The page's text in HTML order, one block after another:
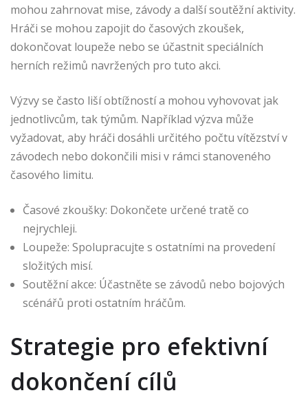
mohou zahrnovat mise, závody a další soutěžní aktivity.
Hráči se mohou zapojit do časových zkoušek,
dokončovat loupeže nebo se účastnit speciálních
herních režimů navržených pro tuto akci.
Výzvy se často liší obtížností a mohou vyhovovat jak
jednotlivcům, tak týmům. Například výzva může
vyžadovat, aby hráči dosáhli určitého počtu vítězství v
závodech nebo dokončili misi v rámci stanoveného
časového limitu.
Časové zkoušky: Dokončete určené tratě co
nejrychleji.
Loupeže: Spolupracujte s ostatními na provedení
složitých misí.
Soutěžní akce: Účastněte se závodů nebo bojových
scénářů proti ostatním hráčům.
Strategie pro efektivní
dokončení cílů